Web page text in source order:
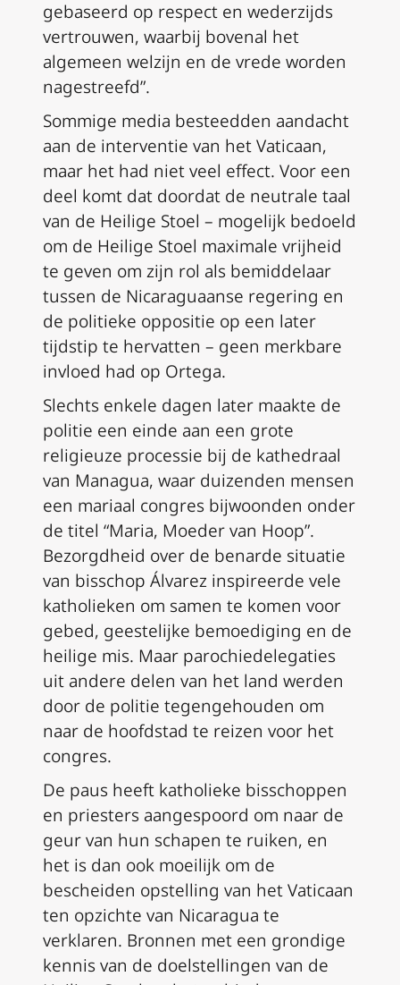
gebaseerd op respect en wederzijds
vertrouwen, waarbij bovenal het
algemeen welzijn en de vrede worden
nagestreefd”.
Sommige media besteedden aandacht
aan de interventie van het Vaticaan,
maar het had niet veel effect. Voor een
deel komt dat doordat de neutrale taal
van de Heilige Stoel – mogelijk bedoeld
om de Heilige Stoel maximale vrijheid
te geven om zijn rol als bemiddelaar
tussen de Nicaraguaanse regering en
de politieke oppositie op een later
tijdstip te hervatten – geen merkbare
invloed had op Ortega.
Slechts enkele dagen later maakte de
politie een einde aan een grote
religieuze processie bij de kathedraal
van Managua, waar duizenden mensen
een mariaal congres bijwoonden onder
de titel “Maria, Moeder van Hoop”.
Bezorgdheid over de benarde situatie
van bisschop Álvarez inspireerde vele
katholieken om samen te komen voor
gebed, geestelijke bemoediging en de
heilige mis. Maar parochiedelegaties
uit andere delen van het land werden
door de politie tegengehouden om
naar de hoofdstad te reizen voor het
congres.
De paus heeft katholieke bisschoppen
en priesters aangespoord om naar de
geur van hun schapen te ruiken, en
het is dan ook moeilijk om de
bescheiden opstelling van het Vaticaan
ten opzichte van Nicaragua te
verklaren. Bronnen met een grondige
kennis van de doelstellingen van de